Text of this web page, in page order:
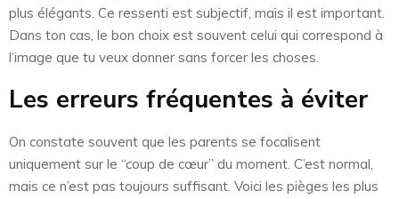
plus élégants. Ce ressenti est subjectif, mais il est important.
Dans ton cas, le bon choix est souvent celui qui correspond à
l’image que tu veux donner sans forcer les choses.
Les erreurs fréquentes à éviter
On constate souvent que les parents se focalisent
uniquement sur le “coup de cœur” du moment. C’est normal,
mais ce n’est pas toujours suffisant. Voici les pièges les plus